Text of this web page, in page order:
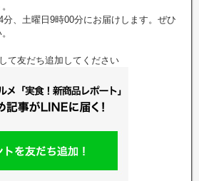
、土曜日9時00分にお届けします。ぜひ
て友だち追加してください